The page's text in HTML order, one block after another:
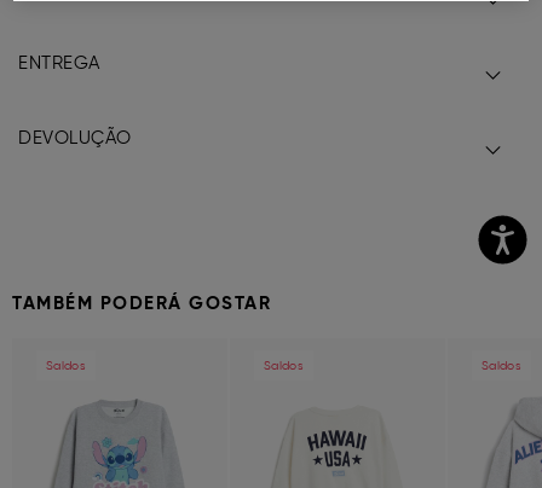
ENTREGA
DEVOLUÇÃO
TAMBÉM PODERÁ GOSTAR
Saldos Saldos Saldos